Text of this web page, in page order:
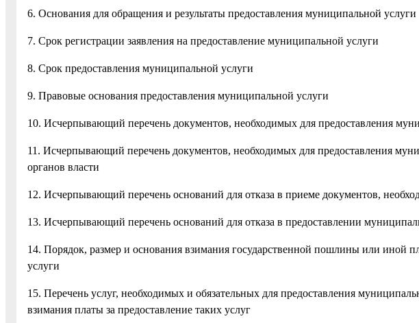
6. Основания для обращения и результаты предоставления муниципальной услуги
7. Срок регистрации заявления на предоставление муниципальной услуги
8. Срок предоставления муниципальной услуги
9. Правовые основания предоставления муниципальной услуги
10. Исчерпывающий перечень документов, необходимых для предоставления
11. Исчерпывающий перечень документов, необходимых для предоставления
органов власти
12. Исчерпывающий перечень оснований для отказа в приеме документов,
13. Исчерпывающий перечень оснований для отказа в предоставлении
14. Порядок, размер и основания взимания государственной пошлины или иной
услуги
15. Перечень услуг, необходимых и обязательных для предоставления
взимания платы за предоставление таких услуг